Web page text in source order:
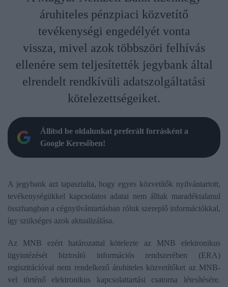
áruhiteles pénzpiaci közvetítő
tevékenységi engedélyét vonta
vissza, mivel azok többszöri felhívás
ellenére sem teljesítették jegybank által
elrendelt rendkívüli adatszolgáltatási
kötelezettségeiket.
Állítsd be oldalunkat preferált forrásként a
Google Keresőben!
A jegybank azt tapasztalta, hogy egyes közvetítők nyilvántartott,
tevékenységükkel kapcsolatos adatai nem álltak maradéktalanul
összhangban a cégnyilvántartásban róluk szereplő információkkal,
így szükséges azok aktualizálása.
Az MNB ezért határozattal kötelezte az MNB elektronikus
ügyintézését biztosító információs rendszerében (ERA)
regisztrációval nem rendelkező áruhiteles közvetítőket az MNB-
vel történő elektronikus kapcsolattartási csatorna létesítésére.